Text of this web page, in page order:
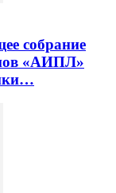
собрание
«АИПЛ»